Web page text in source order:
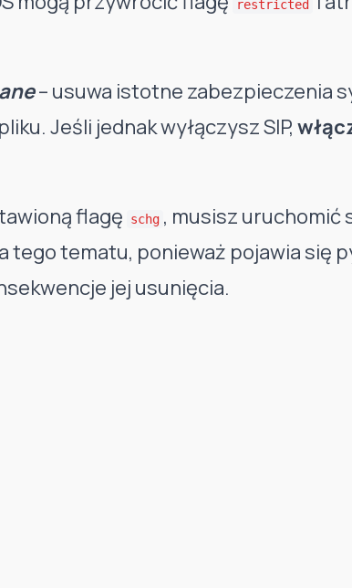
restricted
– usuwa istotne zabezpieczenia
Jeśli jednak wyłączysz SIP,
flagę schg , musisz uruchomić
tego tematu, ponieważ pojawia się
jej usunięcia.